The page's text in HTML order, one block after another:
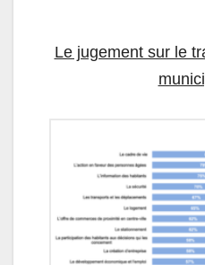
Le jugement sur le